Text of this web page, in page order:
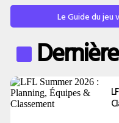
Le Guide du jeu